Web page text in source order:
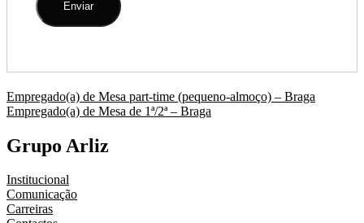
Navegação
de
artigos
Empregado(a) de Mesa part-time (pequeno-almoço) – Braga
Empregado(a) de Mesa de 1ª/2ª – Braga
Grupo Arliz
Institucional
Comunicação
Carreiras